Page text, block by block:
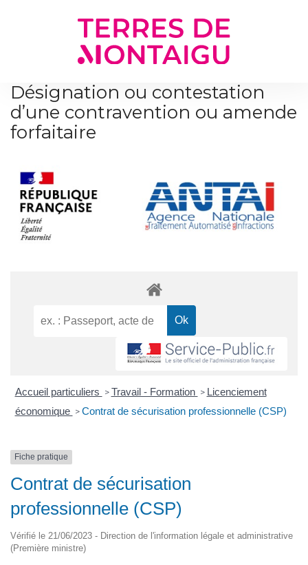
Désignation ou contestation
d’une contravention ou amende
forfaitaire
Accueil particuliers > Travail - Formation > Licenciement
économique > Contrat de sécurisation professionnelle (CSP)
Fiche pratique
Contrat de sécurisation
professionnelle (CSP)
Vérifié le 21/06/2023 - Direction de l'information légale et administrative
(Première ministre)